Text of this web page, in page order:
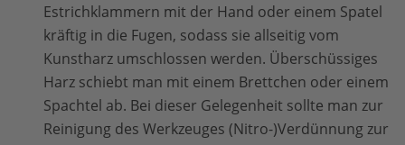
Estrichklammern mit der Hand oder einem Spatel
kräftig in die Fugen, sodass sie allseitig vom
Kunstharz umschlossen werden. Überschüssiges
Harz schiebt man mit einem Brettchen oder einem
Spachtel ab. Bei dieser Gelegenheit sollte man zur
Reinigung des Werkzeuges (Nitro-)Verdünnung zur